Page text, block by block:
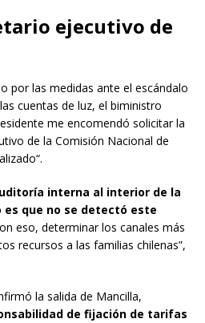
ejecutivo de
por las medidas ante el escándalo
cuentas de luz, el biministro
me encomendó solicitar la
de la Comisión Nacional de
“.
interna al interior de la
es que no se detectó este
eso, determinar los canales más
recursos a las familias chilenas”,
la salida de Mancilla,
de fijación de tarifas